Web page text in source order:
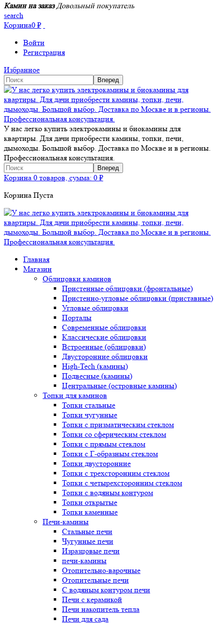
Камин на заказ Довольный покупатель
search
Корзина0 ₽
Войти
Регистрация
Избранное
У нас легко купить электрокамины и биокамины для
квартиры. Для дачи приобрести камины, топки, печи,
дымоходы. Большой выбор. Доставка по Москве и в регионы.
Профессиональная консультация.
Корзина 0 товаров, сумма: 0 ₽
Корзина Пуста
Главная
Магазин
Облицовки каминов
Пристенные облицовки (фронтальные)
Пристенно-угловые облицовки (приставные)
Угловые облицовки
Порталы
Современные облицовки
Классические облицовки
Встроенные (облицовки)
Двусторонние облицовки
High-Tech (камины)
Подвесные (камины)
Центральные (островные камины)
Топки для каминов
Топки стальные
Топки чугунные
Топки с призматическим стеклом
Топки со сферическим стеклом
Топки с прямым стеклом
Топки с Г-образным стеклом
Топки двусторонние
Топки с трехсторонним стеклом
Топки с четырехсторонним стеклом
Топки с водяным контуром
Топки открытые
Топки каменные
Печи-камины
Стальные печи
Чугунные печи
Изразцовые печи
печи-камины
Отопительно-варочные
Отопительные печи
С водяным контуром печи
Печи с керамикой
Печи накопитель тепла
Печи для сада